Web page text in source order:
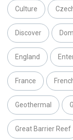
Culture
Discover
England
France
Geothermal
Great Barrier Reef